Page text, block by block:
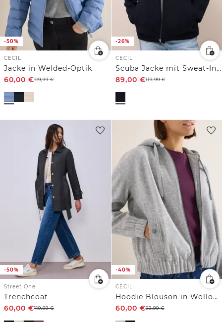
-50%
CECIL
Jacke in Welded-Optik
60,00 €119,99€
-26%
CECIL
Scuba Jacke mit Sweat-Inlay
89,00 €119,99€
-50%
Street One
Trenchcoat
60,00 €119,99€
-40%
CECIL
Hoodie Blouson in Wolloptik
60,00 €99,99€